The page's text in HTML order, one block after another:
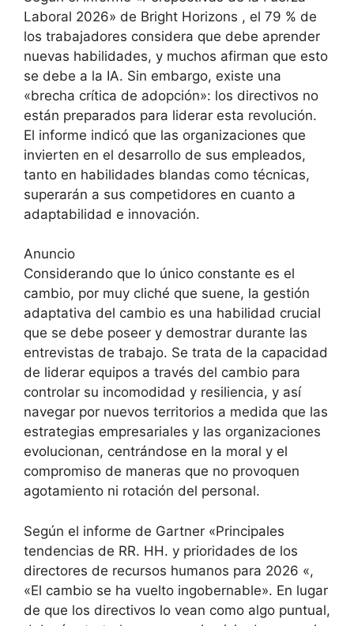
Laboral 2026» de Bright Horizons , el 79 % de
los trabajadores considera que debe aprender
nuevas habilidades, y muchos afirman que esto
se debe a la IA. Sin embargo, existe una
«brecha crítica de adopción»: los directivos no
están preparados para liderar esta revolución.
El informe indicó que las organizaciones que
invierten en el desarrollo de sus empleados,
tanto en habilidades blandas como técnicas,
superarán a sus competidores en cuanto a
adaptabilidad e innovación.
Anuncio
Considerando que lo único constante es el
cambio, por muy cliché que suene, la gestión
adaptativa del cambio es una habilidad crucial
que se debe poseer y demostrar durante las
entrevistas de trabajo. Se trata de la capacidad
de liderar equipos a través del cambio para
controlar su incomodidad y resiliencia, y así
navegar por nuevos territorios a medida que las
estrategias empresariales y las organizaciones
evolucionan, centrándose en la moral y el
compromiso de maneras que no provoquen
agotamiento ni rotación del personal.
Según el informe de Gartner «Principales
tendencias de RR. HH. y prioridades de los
directores de recursos humanos para 2026 «,
«El cambio se ha vuelto ingobernable». En lugar
de que los directivos lo vean como algo puntual,